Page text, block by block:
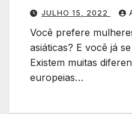
JULHO 15, 2022
Você prefere
asiáticas? E você já
Existem muitas
europeias…